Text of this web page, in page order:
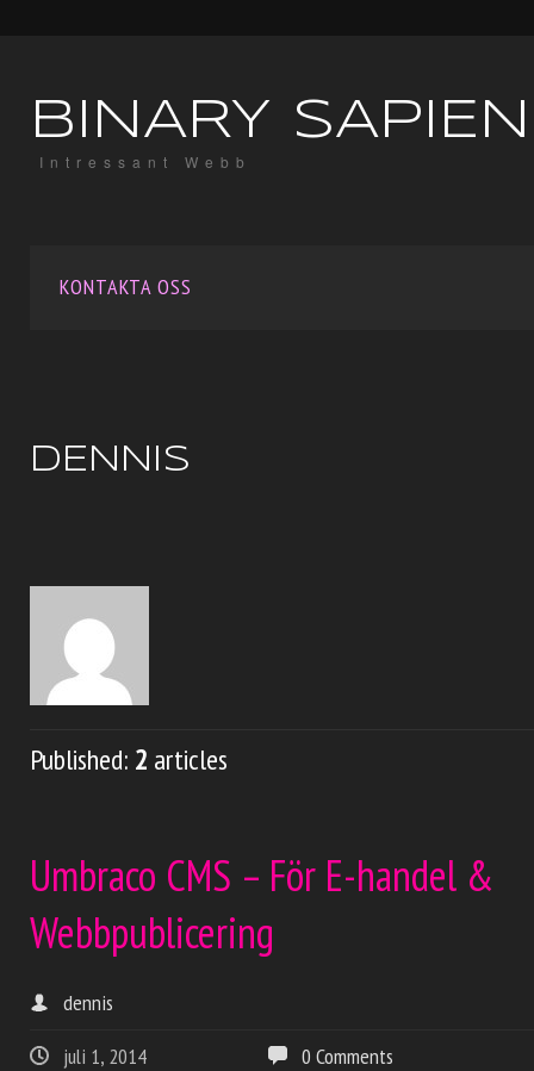
BINARY SAPIEN
Intressant Webb
KONTAKTA OSS
DENNIS
Published: 2 articles
Umbraco CMS – För E-handel &
Webbpublicering
dennis
juli 1, 2014
0 Comments